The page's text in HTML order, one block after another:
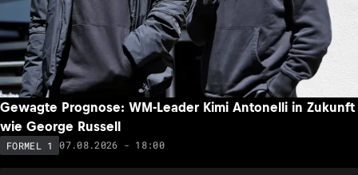
Gewagte Prognose: WM-Leader Kimi Antonelli in Zukunft
wie George Russell
FORMEL 1 07.08.2026 - 18:00